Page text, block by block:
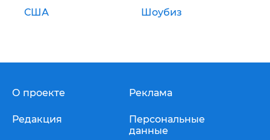
США Шоубиз
О проекте
Редакция
Реклама
Персональные
данные